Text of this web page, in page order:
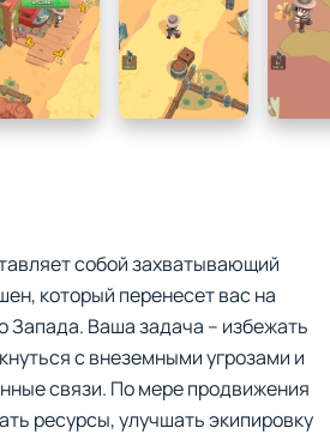
собой захватывающий
который перенесет вас на
Запада. Ваша задача – избежать
с внеземными угрозами и
связи. По мере продвижения
ресурсы, улучшать экипировку